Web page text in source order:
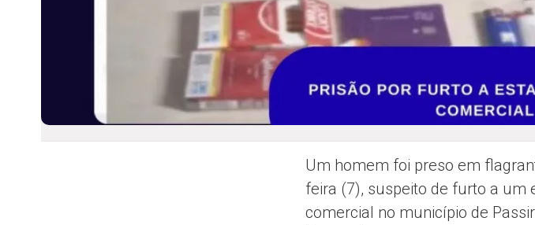
Um homem foi preso em
feira (7), suspeito de furto a um
comercial no município de